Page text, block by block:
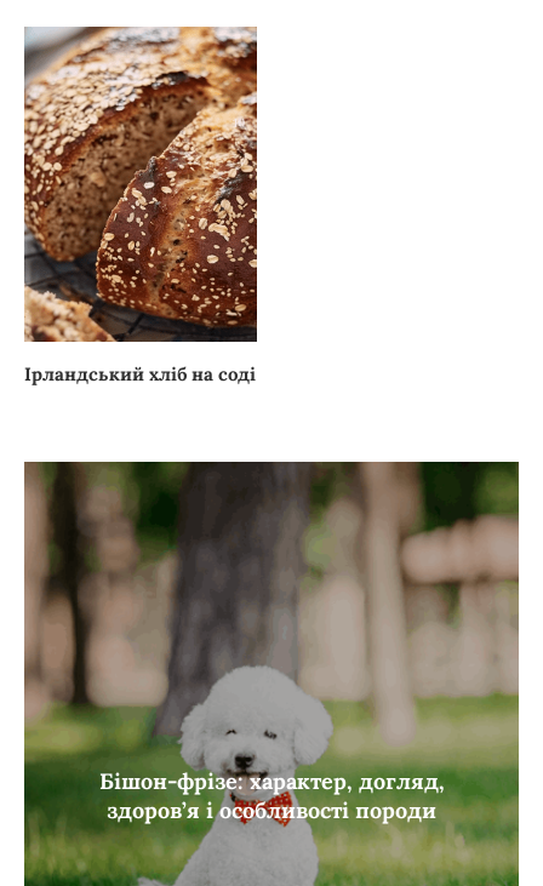
Ірландський хліб на соді
Бішон-фрізе: характер, догляд,
здоров’я і особливості породи